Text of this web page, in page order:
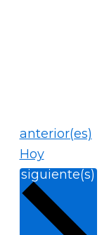
Eventos
anterior(es)
Hoy
Eventos
siguiente(s)